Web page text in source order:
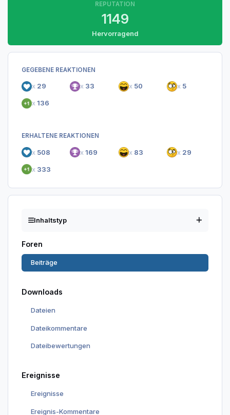
REPUTATION
1149
Hervorragend
GEGEBENE REAKTIONEN
x 29 x 33 x 50 x 5
x 136
ERHALTENE REAKTIONEN
x 508 x 169 x 83 x 29
x 333
Inhaltstyp
Foren
Beiträge
Downloads
Dateien
Dateikommentare
Dateibewertungen
Ereignisse
Ereignisse
Ereignis-Kommentare